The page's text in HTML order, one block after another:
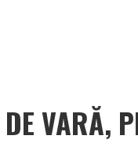
VARĂ,